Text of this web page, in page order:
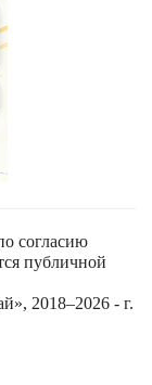
согласию
публичной
2018–2026 - г.